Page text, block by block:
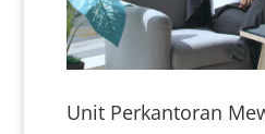
Unit Perkantoran